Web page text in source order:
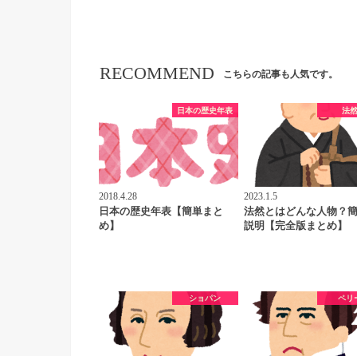
RECOMMEND こちらの記事も人気です。
日本の歴史年表
2018.4.28
日本の歴史年表【簡単まと
め】
法
2023.1.5
法然とはどんな人物？
説明【完全版まとめ】
ショパン ペリ